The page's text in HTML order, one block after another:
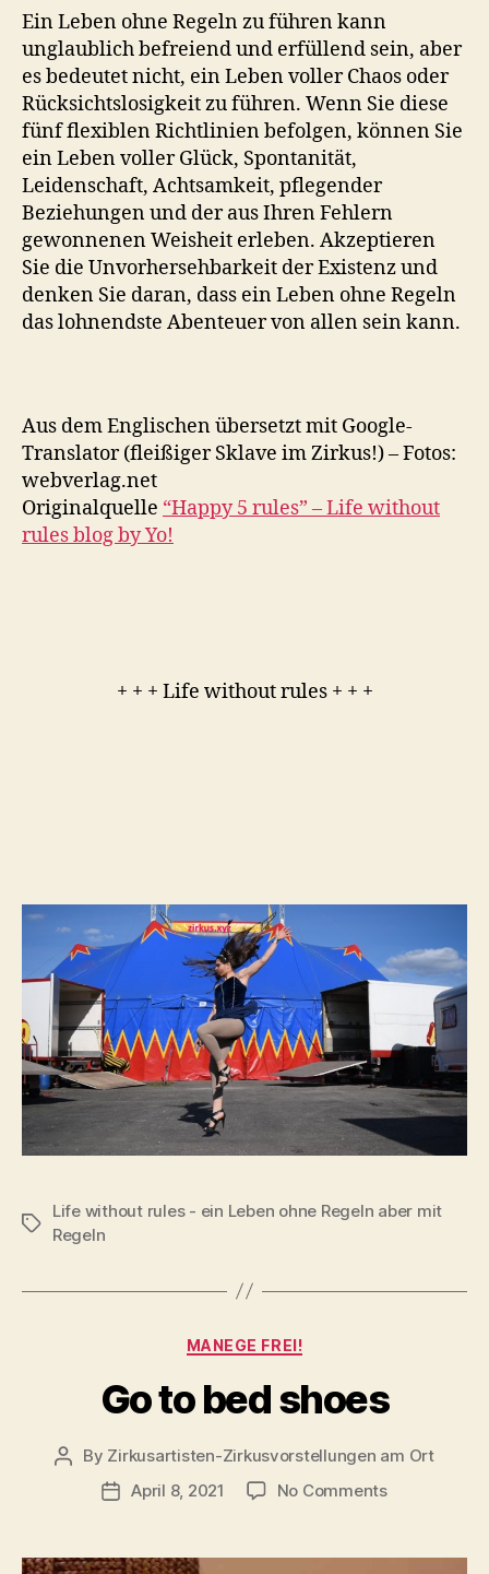
Ein Leben ohne Regeln zu führen kann
unglaublich befreiend und erfüllend sein, aber
es bedeutet nicht, ein Leben voller Chaos oder
Rücksichtslosigkeit zu führen. Wenn Sie diese
fünf flexiblen Richtlinien befolgen, können Sie
ein Leben voller Glück, Spontanität,
Leidenschaft, Achtsamkeit, pflegender
Beziehungen und der aus Ihren Fehlern
gewonnenen Weisheit erleben. Akzeptieren
Sie die Unvorhersehbarkeit der Existenz und
denken Sie daran, dass ein Leben ohne Regeln
das lohnendste Abenteuer von allen sein kann.
Aus dem Englischen übersetzt mit Google-
Translator (fleißiger Sklave im Zirkus!) – Fotos:
webverlag.net
Originalquelle “Happy 5 rules” – Life without
rules blog by Yo!
+ + + Life without rules + + +
Tags
Life without rules - ein Leben ohne Regeln aber mit
Regeln
Categories
MANEGE FREI!
Go to bed shoes
Post
author
By Zirkusartisten-Zirkusvorstellungen am Ort
PostApril 8, 2021 No Commentson
bed